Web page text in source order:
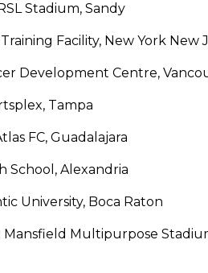
Stadium, Sandy
Facility, New York New
Development Centre,
Tampa
FC, Guadalajara
School, Alexandria
University, Boca Raton
Multipurpose